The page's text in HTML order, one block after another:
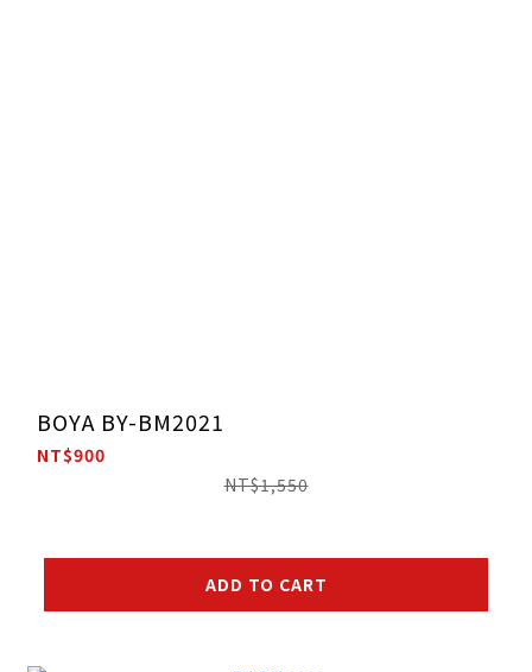
BOYA BY-BM2021
NT$900
NT$1,550
ADD TO CART